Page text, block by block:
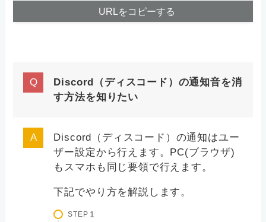
URLをコピーする
Discord（ディスコード）の通知音を消
す方法を知りたい
Discord（ディスコード）の通知はユー
ザー設定から行えます。PC(ブラウザ)
もスマホも同じ要領で行えます。
下記でやり方を解説します。
STEP